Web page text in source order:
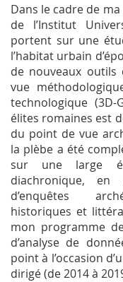
Dans le cadre de
de l’Institut
portent sur une
l’habitat urbain
de nouveaux outils
vue
technologique
élites romaines est
du point de vue
la plèbe a été
sur une large
diachronique, en
d’enquêtes
historiques et
mon programme
d’analyse de
point à l’occasion
dirigé (de 2014 à